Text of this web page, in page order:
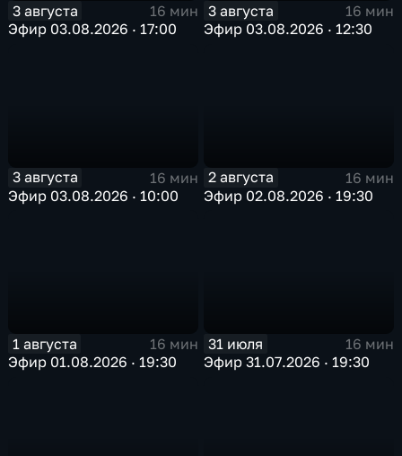
3 августа
16 мин
Эфир 03.08.2026 · 17:00
3 августа
16 мин
Эфир 03.08.2026 · 12:30
3 августа
16 мин
Эфир 03.08.2026 · 10:00
2 августа
16 мин
Эфир 02.08.2026 · 19:30
1 августа
16 мин
Эфир 01.08.2026 · 19:30
31 июля
16 мин
Эфир 31.07.2026 · 19:30